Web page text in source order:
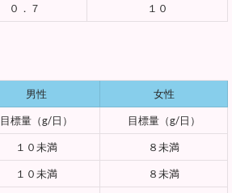
０．７ １０
男性 女性
目標量（g/日） 目標量（g/日）
１０未満 ８未満
１０未満 ８未満